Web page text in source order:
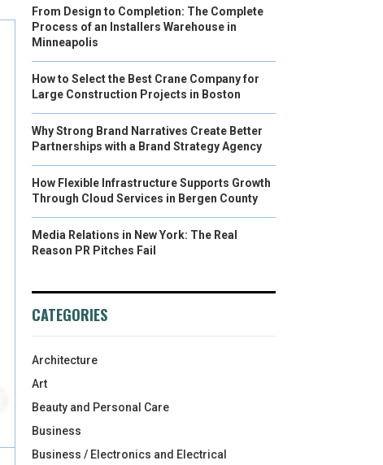
From Design to Completion: The Complete
Process of an Installers Warehouse in
Minneapolis
How to Select the Best Crane Company for
Large Construction Projects in Boston
Why Strong Brand Narratives Create Better
Partnerships with a Brand Strategy Agency
How Flexible Infrastructure Supports Growth
Through Cloud Services in Bergen County
Media Relations in New York: The Real
Reason PR Pitches Fail
CATEGORIES
Architecture
Art
Beauty and Personal Care
Business
Business / Electronics and Electrical